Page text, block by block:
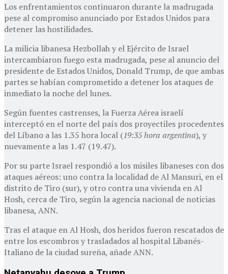
Los enfrentamientos continuaron durante la madrugada
pese al compromiso anunciado por Estados Unidos para
detener las hostilidades.
La milicia libanesa Hezbollah y el Ejército de Israel
intercambiaron fuego esta madrugada, pese al anuncio del
presidente de Estados Unidos, Donald Trump, de que ambas
partes se habían comprometido a detener los ataques de
inmediato la noche del lunes.
Según fuentes castrenses, la Fuerza Aérea israelí
interceptó en el norte del país dos proyectiles procedentes
del Líbano a las 1.35 hora local (19:35 hora argentina), y
nuevamente a las 1.47 (19.47).
Por su parte Israel respondió a los misiles libaneses con dos
ataques aéreos: uno contra la localidad de Al Mansuri, en el
distrito de Tiro (sur), y otro contra una vivienda en Al
Hosh, cerca de Tiro, según la agencia nacional de noticias
libanesa, ANN.
Tras el ataque en Al Hosh, dos heridos fueron rescatados de
entre los escombros y trasladados al hospital Libanés-
Italiano de la ciudad sureña, añade ANN.